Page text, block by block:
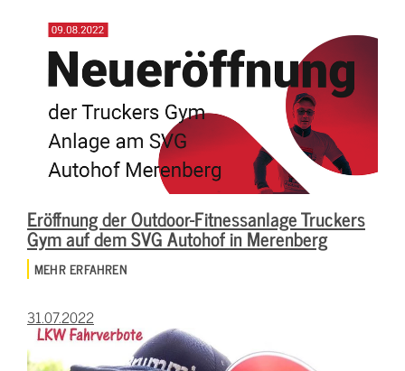
Eröffnung der Outdoor-Fitnessanlage Truckers
Gym auf dem SVG Autohof in Merenberg
MEHR ERFAHREN
31.07.2022